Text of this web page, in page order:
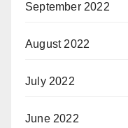
September 2022
August 2022
July 2022
June 2022